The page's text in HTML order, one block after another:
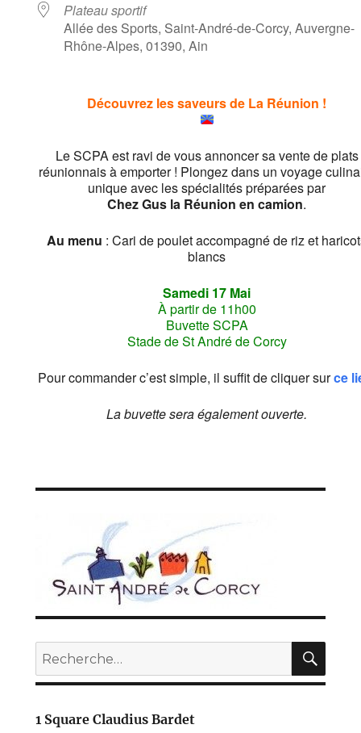
Plateau sportif
Allée des Sports, Saint-André-de-Corcy, Auvergne-
Rhône-Alpes, 01390, Ain
Découvrez les saveurs de La Réunion !
Le SCPA est ravi de vous annoncer sa vente de plats
réunionnais à emporter ! Plongez dans un voyage
unique avec les spécialités préparées par
Chez Gus la Réunion en camion.
Au menu : Cari de poulet accompagné de riz et
blancs
Samedi 17 Mai
À partir de 11h00
Buvette SCPA
Stade de St André de Corcy
Pour commander c’est simple, il suffit de cliquer surce
La buvette sera également ouverte.
Recherche
pour :
1 Square Claudius Bardet